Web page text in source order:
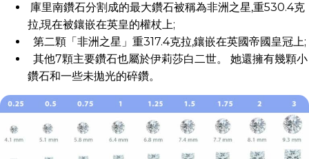
庫里南鑽石分割成的最大鑽石被稱為非洲之星,重530.4克
拉,現在被鑲嵌在英皇的權杖上;
第二顆「非洲之星」重317.4克拉,鑲嵌在英國帝國皇冠上;
其他7顆主要鑽石也屬於伊莉莎白二世。 她還擁有幾顆小
鑽石和一些未拋光的碎鑽。